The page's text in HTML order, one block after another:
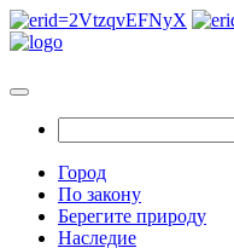
Город
По закону
Берегите природу
Наследие